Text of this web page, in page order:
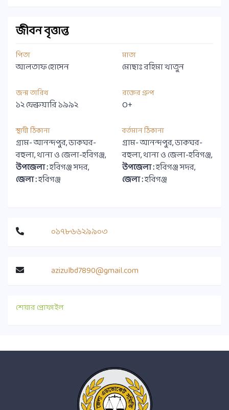
জীবন বৃত্তান্ত
পিতা
আলতাফ হোসেন
মাতা
মোছাঃ রহিমা খাতুন
জন্ম তারিখ
১২ ফেব্রুয়ারি ১৯৯২
রক্তের গ্রুপ
O+
স্থায়ী ঠিকানা
গ্রাম- আনন্দপুর, ডাকঘর-
বহুলা, থানা ও জেলা-হবিগঞ্জ,
উপজেলা :হবিগঞ্জ সদর,
জেলা :হবিগঞ্জ
বর্তমান ঠিকানা
গ্রাম- আনন্দপুর, ডাকঘর-
বহুলা, থানা ও জেলা-হবিগঞ্জ,
উপজেলা :হবিগঞ্জ সদর,
জেলা :হবিগঞ্জ
০১৭৮৬৬২৯৯০৩
azizulbd7890@gmail.com
শেয়ার প্রোফাইল